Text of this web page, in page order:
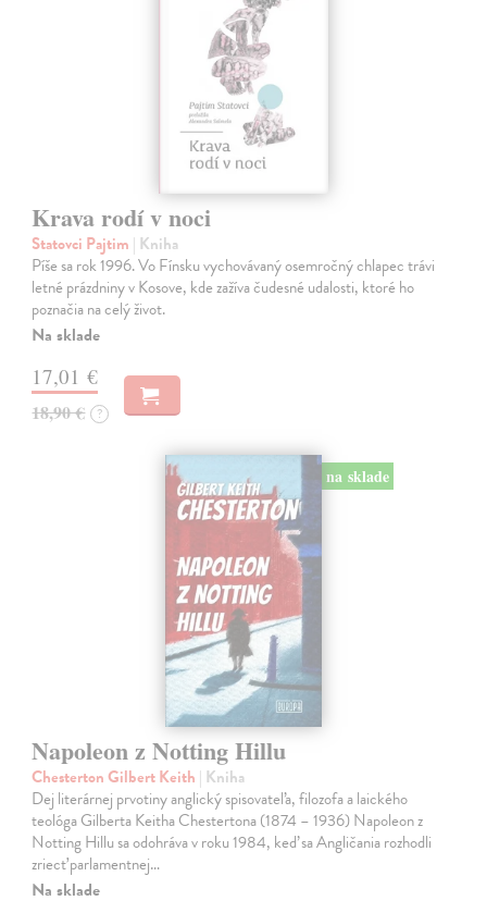
Krava rodí v noci
Statovci Pajtim | Kniha
Píše sa rok 1996. Vo Fínsku vychovávaný osemročný chlapec trávi
letné prázdniny v Kosove, kde zažíva čudesné udalosti, ktoré ho
poznačia na celý život.
Na sklade
17,01 €
18,90 € ?
na sklade
Napoleon z Notting Hillu
Chesterton Gilbert Keith | Kniha
Dej literárnej prvotiny anglický spisovateľa, filozofa a laického
teológa Gilberta Keitha Chestertona (1874 – 1936) Napoleon z
Notting Hillu sa odohráva v roku 1984, keď sa Angličania rozhodli
zriecť parlamentnej…
Na sklade